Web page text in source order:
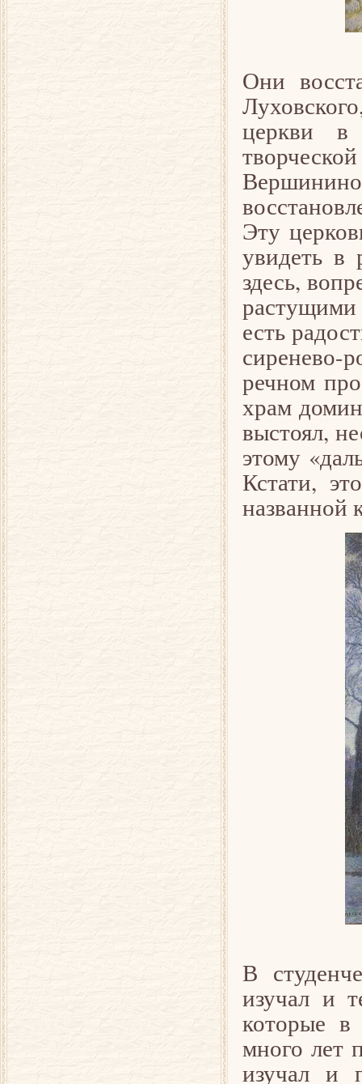
Они
церкви в
Эту
увидеть в
здесь,
растущими
есть
сиренево-
речном
храм
выстоял,
этому
Кстати,
названной
В
изучал и
которые в
много лет
изучал и